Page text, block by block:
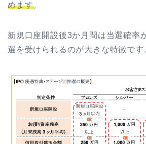
めます。
新規口座開設後3か月間は当選確率
選を受けられるのが大きな特徴です